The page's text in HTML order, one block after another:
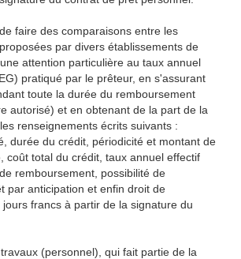
faire des comparaisons entre les
par divers établissements de
attention particulière au taux annuel
pratiqué par le prêteur, en s'assurant
toute la durée du remboursement
autorisé) et en obtenant de la part de la
renseignements écrits suivants :
durée du crédit, périodicité et montant de
coût total du crédit, taux annuel effectif
remboursement, possibilité de
par anticipation et enfin droit de
francs à partir de la signature du
(personnel), qui fait partie de la